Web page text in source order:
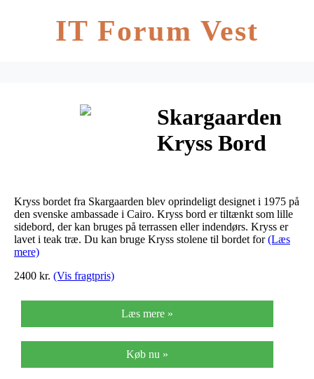
IT Forum Vest
Skargaarden
Kryss Bord
Kryss bordet fra Skargaarden blev oprindeligt designet i 1975 på
den svenske ambassade i Cairo. Kryss bord er tiltænkt som lille
sidebord, der kan bruges på terrassen eller indendørs. Kryss er
lavet i teak træ. Du kan bruge Kryss stolene til bordet for(Læs
mere)
2400 kr. (Vis fragtpris)
Læs mere »
Køb nu »